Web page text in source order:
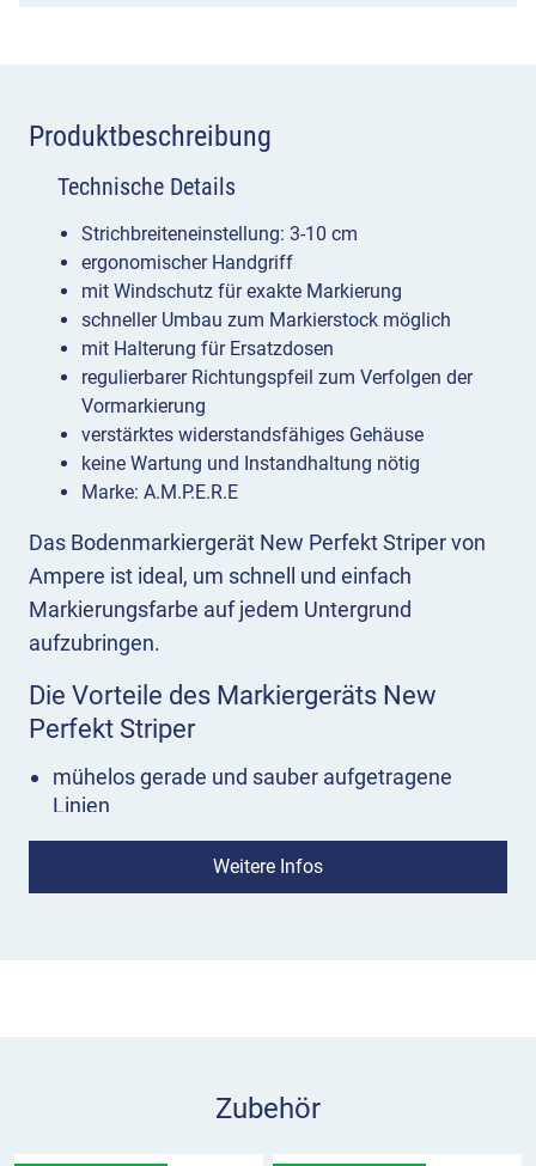
Produktbeschreibung
Das Bodenmarkiergerät New Perfekt Striper von
Ampere ist ideal, um schnell und einfach
Markierungsfarbe auf jedem Untergrund
aufzubringen.
Die Vorteile des Markiergeräts New
Perfekt Striper
mühelos gerade und sauber aufgetragene
Linien
patentierte Dosenhalterung: Dose justiert sich
gewünschten Linie aus. Mit dem ergonomischen
Weitere Infos
Technische Details
Strichbreiteneinstellung: 3-10 cm
ergonomischer Handgriff
mit Windschutz für exakte Markierung
schneller Umbau zum Markierstock möglich
mit Halterung für Ersatzdosen
regulierbarer Richtungspfeil zum Verfolgen der
Vormarkierung
verstärktes widerstandsfähiges Gehäuse
keine Wartung und Instandhaltung nötig
Marke: A.M.P.E.R.E
Zubehör